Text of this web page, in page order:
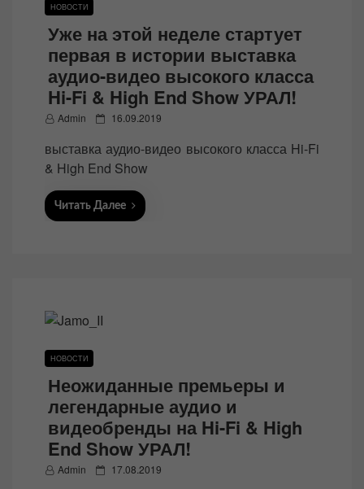
НОВОСТИ
Уже на этой неделе стартует
первая в истории выставка
аудио-видео высокого класса
Hi-Fi & High End Show УРАЛ!
Admin
P
s
t
e
16.09.2019
выставка аудио-видео высокого класса Hi-Fi
& High End Show
Читать Далее
НОВОСТИ
Неожиданные премьеры и
легендарные аудио и
видеобренды на Hi-Fi & High
End Show УРАЛ!
Admin
P 17.08.2019